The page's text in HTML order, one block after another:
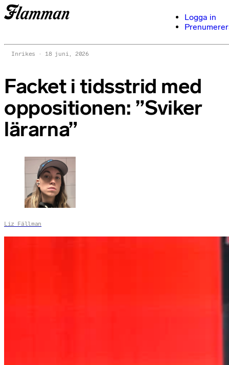
Logga in
Inrikes 18 juni, 2026
Facket i tidsstrid med
oppositionen: ”Sviker
lärarna”
Liz Fällman